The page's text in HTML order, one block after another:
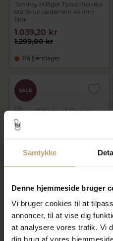
Samtykke
Denne hjemmeside bruger
Vi bruger cookies til at
annoncer, til at vise dig
at analysere vores trafik. Vi
din brug af vores
Tommy Hilfiger Tyson herreur
stål brun læderrem 44mm
5bar
1.299,00 kr
1.039,20 kr
På fjernlager
PRIS
SALE
Mawes herreur stål
1.193,00 kr
1.199,20 kr